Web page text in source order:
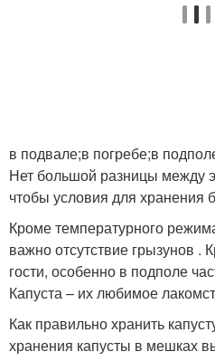
Погреба для хранения
Капусты в погребе
в подвале;в погребе;в
Нет большой разницы между
чтобы условия для
Кроме температурного
важно отсутствие грызунов
гости, особенно в подполе
Капуста – их любимое
Как правильно хранить
хранения капусты в мешках